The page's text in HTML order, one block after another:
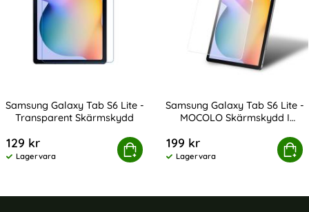
Samsung Galaxy Tab S6 Lite -
Transparent Skärmskydd
129 kr
Tillgänglighet:
Lagervara
Köp
Galaxy Tab S6 Lite - Transparent Skärmskydd
Samsung Galaxy Tab S6 Lite -
MOCOLO Skärmskydd I
199 kr
Tillgänglighet:
Lagervara
Köp
Samsung Galaxy Tab S6 Lite -